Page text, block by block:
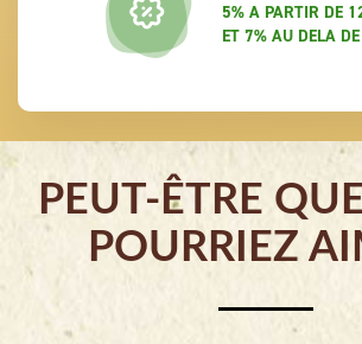
5% A PARTIR DE
ET 7% AU DELA
PEUT-ÊTRE
POURRIEZ